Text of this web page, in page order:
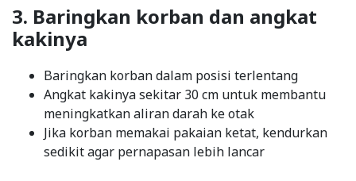
3. Baringkan korban dan angkat
kakinya
Baringkan korban dalam posisi terlentang
Angkat kakinya sekitar 30 cm untuk membantu
meningkatkan aliran darah ke otak
Jika korban memakai pakaian ketat, kendurkan
sedikit agar pernapasan lebih lancar